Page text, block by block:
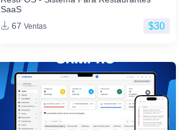
SaaS
67 Ventas $30